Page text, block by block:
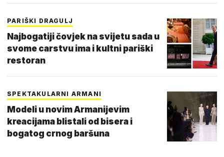
PARIŠKI DRAGULJ
Najbogatiji čovjek na svijetu sada u
svome carstvu ima i kultni pariški
restoran
SPEKTAKULARNI ARMANI
Modeli u novim Armanijevim
kreacijama blistali od bisera i
bogatog crnog baršuna